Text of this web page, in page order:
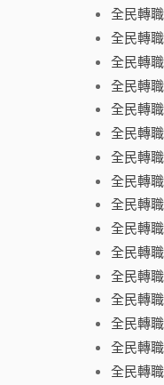
全民轉
全民轉
全民轉
全民轉
全民轉
全民轉
全民轉
全民轉
全民轉
全民轉
全民轉
全民轉
全民轉
全民轉
全民轉
全民轉